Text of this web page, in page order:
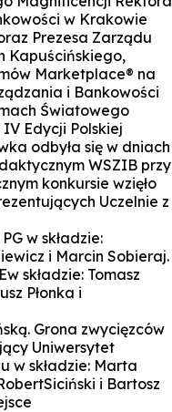
w Krakowie
Prezesa Zarządu
Kapuścińskiego,
Marketplace® na
i Bankowości
Światowego
Edycji Polskiej
odbyła się w dniach
WSZIB przy
konkursie wzięło
Uczelnie z
w składzie:
i Marcin Sobieraj.
składzie: Tomasz
Płonka i
Grona zwycięzców
Uniwersytet
w składzie: Marta
i Bartosz